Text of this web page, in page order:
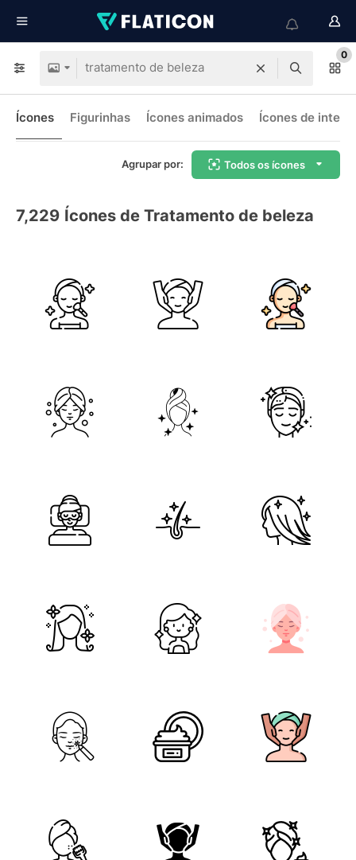
0
Ícones Figurinhas Ícones animados Ícones de
Agrupar por: Todos os ícones
7,229 Ícones de Tratamento de beleza